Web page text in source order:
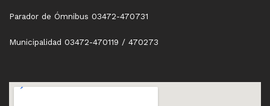
Parador de Ómnibus 03472-470731
Municipalidad 03472-470119 / 470273